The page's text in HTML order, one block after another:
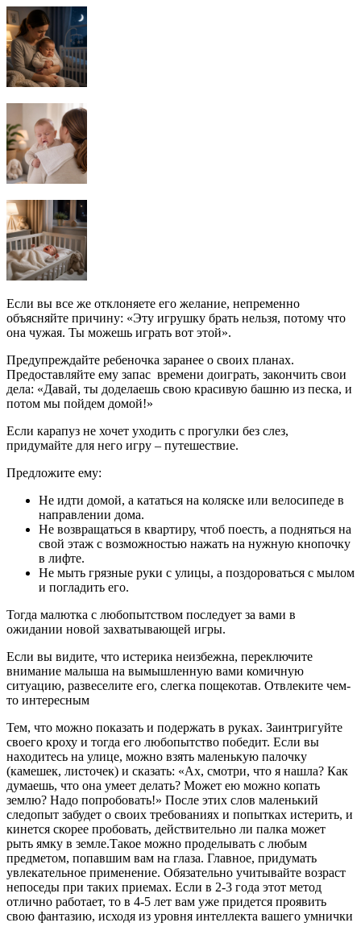
Если вы все же отклоняете его желание, непременно
объясняйте причину: «Эту игрушку брать нельзя, потому что
она чужая. Ты можешь играть вот этой».
Предупреждайте ребеночка заранее о своих планах.
Предоставляйте ему запас времени доиграть, закончить свои
дела: «Давай, ты доделаешь свою красивую башню из песка, и
потом мы пойдем домой!»
Если карапуз не хочет уходить с прогулки без слез,
придумайте для него игру – путешествие.
Предложите ему:
Не идти домой, а кататься на коляске или велосипеде в
направлении дома.
Не возвращаться в квартиру, чтоб поесть, а подняться на
свой этаж с возможностью нажать на нужную кнопочку
в лифте.
Не мыть грязные руки с улицы, а поздороваться с мылом
и погладить его.
Тогда малютка с любопытством последует за вами в
ожидании новой захватывающей игры.
Если вы видите, что истерика неизбежна, переключите
внимание малыша на вымышленную вами комичную
ситуацию, развеселите его, слегка пощекотав. Отвлеките чем-
то интересным
Тем, что можно показать и подержать в руках. Заинтригуйте
своего кроху и тогда его любопытство победит. Если вы
находитесь на улице, можно взять маленькую палочку
(камешек, листочек) и сказать: «Ах, смотри, что я нашла? Как
думаешь, что она умеет делать? Может ею можно копать
землю? Надо попробовать!» После этих слов маленький
следопыт забудет о своих требованиях и попытках истерить, и
кинется скорее пробовать, действительно ли палка может
рыть ямку в земле.Такое можно проделывать с любым
предметом, попавшим вам на глаза. Главное, придумать
увлекательное применение. Обязательно учитывайте возраст
непоседы при таких приемах. Если в 2-3 года этот метод
отлично работает, то в 4-5 лет вам уже придется проявить
свою фантазию, исходя из уровня интеллекта вашего умнички